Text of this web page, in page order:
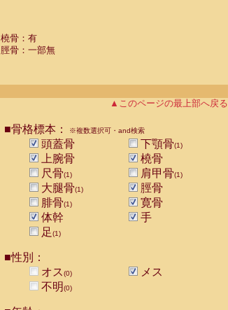
橈骨：有
脛骨：一部無
▲このページの最上部へ戻る
■骨格標本： ※複数選択可・and検索
頭蓋骨 下顎骨(1)
上腕骨
橈骨
尺骨(1) 肩甲骨(1)
大腿骨(1)
脛骨
腓骨(1)
寛骨
体幹
手
足(1)
■性別：
オス(0)
メス
不明(0)